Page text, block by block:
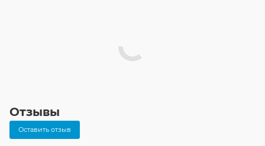
Отзывы
Оставить отзыв